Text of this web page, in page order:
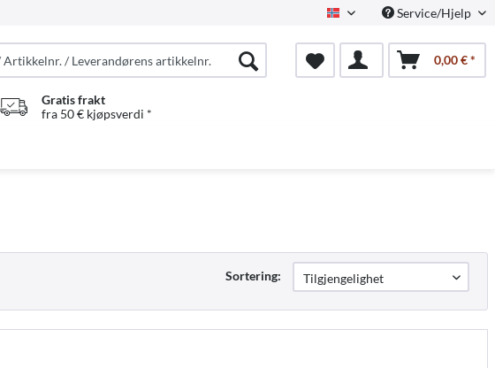
NorwegianService/Hjelp
0,00 € *
Gratis frakt
fra 50 € kjøpsverdi *
Sortering: